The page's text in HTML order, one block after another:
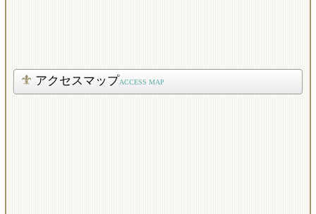
アクセスマップACCESS MAP